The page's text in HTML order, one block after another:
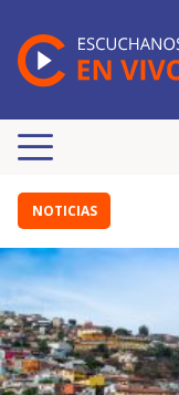
NOTICIAS